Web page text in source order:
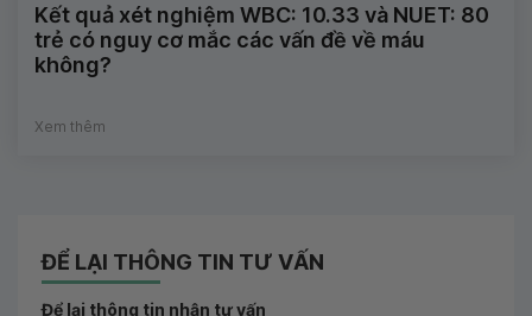
Kết quả xét nghiệm WBC: 10.33 và NUET: 80
trẻ có nguy cơ mắc các vấn đề về máu
không?
Xem thêm
ĐỂ LẠI THÔNG TIN TƯ VẤN
Để lại thông tin nhận tư vấn